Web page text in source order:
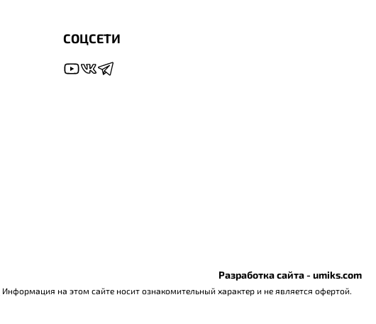
СОЦСЕТИ
Разработка сайта - umiks.com
Информация на этом сайте носит ознакомительный характер и не является офертой.